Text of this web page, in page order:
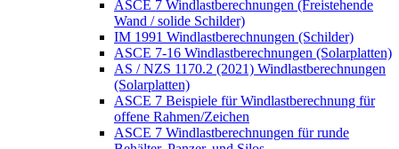
ASCE 7 Windlastberechnungen (Freistehende
Wand / solide Schilder)
IM 1991 Windlastberechnungen (Schilder)
ASCE 7-16 Windlastberechnungen (Solarplatten)
AS / NZS 1170.2 (2021) Windlastberechnungen
(Solarplatten)
ASCE 7 Beispiele für Windlastberechnung für
offene Rahmen/Zeichen
ASCE 7 Windlastberechnungen für runde